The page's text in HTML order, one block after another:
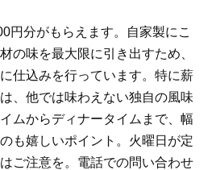
円分がもらえます。自家製にこ
の味を最大限に引き出すため、
仕込みを行っています。特に薪
、他では味わえない独自の風味
ムからディナータイムまで、幅
も嬉しいポイント。火曜日が定
ご注意を。電話での問い合わせ